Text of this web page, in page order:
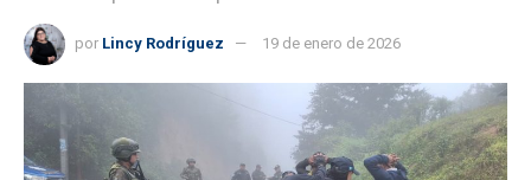
por Lincy Rodríguez 19 de enero de 2026